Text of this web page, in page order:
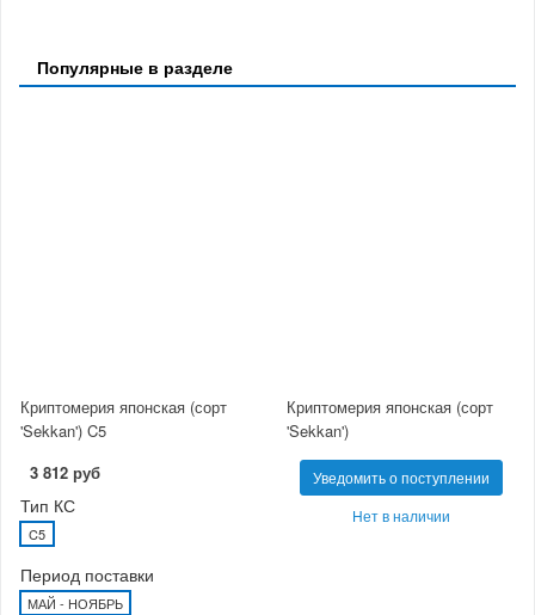
Популярные в разделе
Криптомерия японская (сорт
'Sekkan') C5
3 812 руб
Тип КС
C5
Период поставки
МАЙ - НОЯБРЬ
Криптомерия японская (сорт
'Sekkan')
Уведомить о поступлении
Нет в наличии